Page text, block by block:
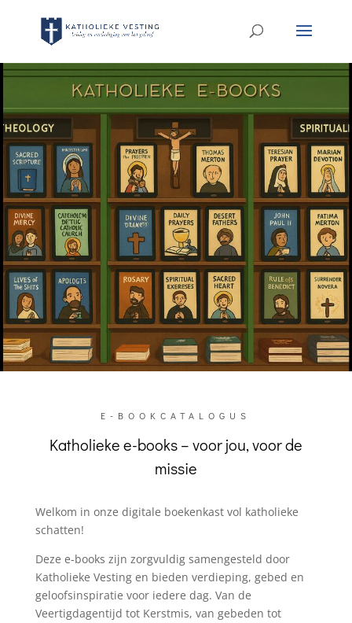
E-BOOKCATALOGUS
Katholieke e-books – voor jou, voor de
missie
Welkom in onze digitale boekenkast vol katholieke
schatten!
Deze e-books zijn zorgvuldig samengesteld door
Katholieke Vesting en bieden verdieping, gebed en
geloofsinspiratie voor iedere dag. Van de
Veertigdagentijd tot Kerstmis, van gebeden tot